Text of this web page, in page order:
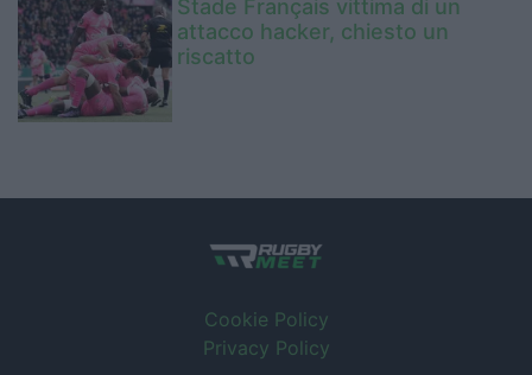
Stade Français vittima di un
attacco hacker, chiesto un
riscatto
Cookie Policy
Privacy Policy